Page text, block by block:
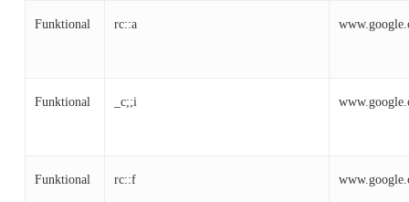
Funktional rc::a
Funktional _c;;i
Funktional rc::f